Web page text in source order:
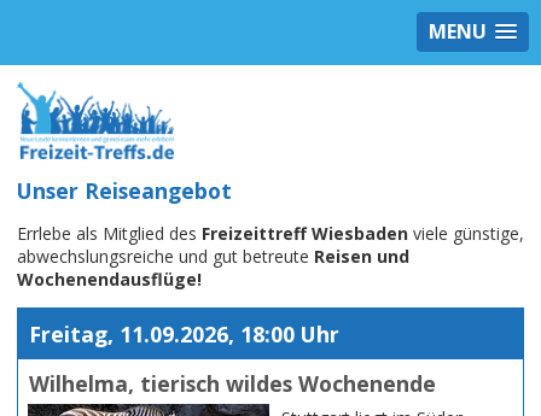
MENU
Unser Reiseangebot
Errlebe als Mitglied des Freizeittreff Wiesbaden viele günstige,
abwechslungsreiche und gut betreute Reisen und
Wochenendausflüge!
Freitag, 11.09.2026, 18:00 Uhr
Wilhelma, tierisch wildes Wochenende